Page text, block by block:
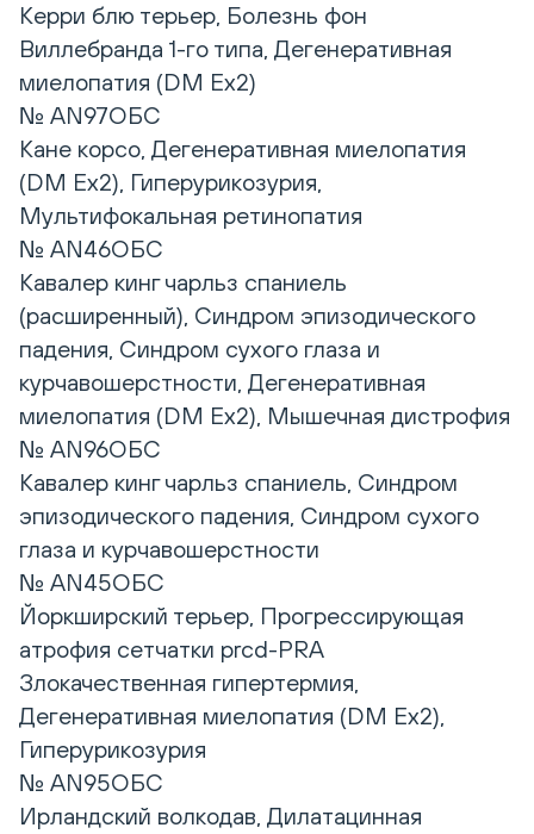
Керри блю терьер, Болезнь фон
Виллебранда 1-го типа, Дегенеративная
миелопатия (DM Ex2)
№ AN97ОБС
Кане корсо, Дегенеративная миелопатия
(DM Ex2), Гиперурикозурия,
Мультифокальная ретинопатия
№ AN46ОБС
Кавалер кинг чарльз спаниель
(расширенный), Синдром эпизодического
падения, Синдром сухого глаза и
курчавошерстности, Дегенеративная
миелопатия (DM Ex2), Мышечная дистрофия
№ AN96ОБС
Кавалер кинг чарльз спаниель, Синдром
эпизодического падения, Синдром сухого
глаза и курчавошерстности
№ AN45ОБС
Йоркширский терьер, Прогрессирующая
атрофия сетчатки prcd-PRA
Злокачественная гипертермия,
Дегенеративная миелопатия (DM Ex2),
Гиперурикозурия
№ AN95ОБС
Ирландский волкодав, Дилатацинная